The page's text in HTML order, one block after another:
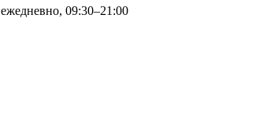
ежедневно, 09:30–21:00